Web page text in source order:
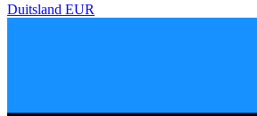
Duitsland EUR